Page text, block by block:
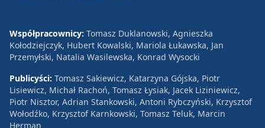
Współpracownicy: Tomasz Duklanowski, Agnieszka
Kołodziejczyk, Hubert Kowalski, Mariola Łukawska, Jan
Przemyłski, Natalia Wasilewska, Konrad Wysocki
Publicyści: Tomasz Sakiewicz, Katarzyna Gójska, Piotr
Lisiewicz, Michał Rachoń, Tomasz Łysiak, Jacek Liziniewicz,
Piotr Nisztor, Adrian Stankowski, Antoni Rybczyński, Krzysztof
Wołodźko, Krzysztof Karnkowski, Tomasz Teluk, Marcin
Herman